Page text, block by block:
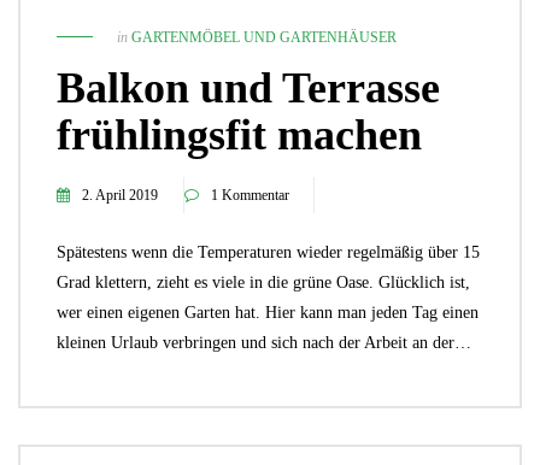
in GARTENMÖBEL UND GARTENHÄUSER
Balkon und Terrasse
frühlingsfit machen
2. April 2019 1 Kommentar
Spätestens wenn die Temperaturen wieder regelmäßig über 15
Grad klettern, zieht es viele in die grüne Oase. Glücklich ist,
wer einen eigenen Garten hat. Hier kann man jeden Tag einen
kleinen Urlaub verbringen und sich nach der Arbeit an der…